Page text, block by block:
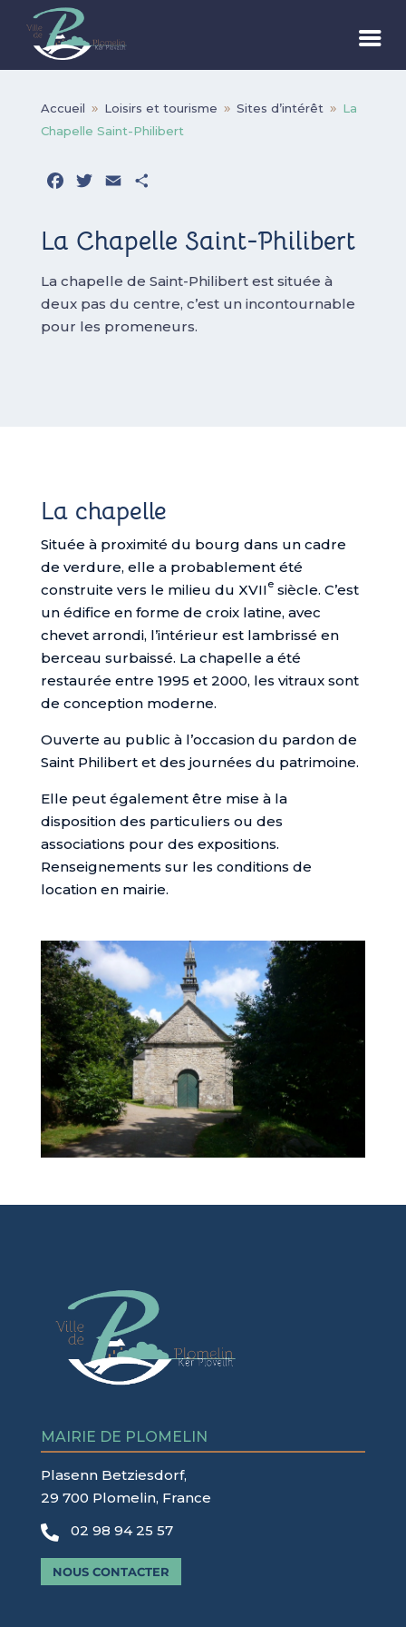
Accueil 9 Loisirs et tourisme 9 Sites d’intérêt 9
La
Chapelle Saint-Philibert
Facebook
Twitter
Email
La Chapelle Saint-Philibert
La chapelle de Saint-Philibert est située à
deux pas du centre, c’est un incontournable
pour les promeneurs.
La chapelle
Située à proximité du bourg dans un cadre
de verdure, elle a probablement été
construite vers le milieu du XVIIesiècle. C’est
un édifice en forme de croix latine, avec
chevet arrondi, l’intérieur est lambrissé en
berceau surbaissé. La chapelle a été
restaurée entre 1995 et 2000, les vitraux sont
de conception moderne.
Ouverte au public à l’occasion du pardon de
Saint Philibert et des journées du patrimoine.
Elle peut également être mise à la
disposition des particuliers ou des
associations pour des expositions.
Renseignements sur les conditions de
location en mairie.
MAIRIE DE PLOMELIN
Plasenn Betziesdorf,
29 700 Plomelin, France
 02 98 94 25 57
NOUS CONTACTER